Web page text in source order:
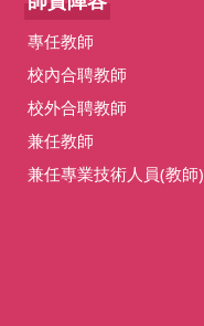
專任教師
校內合聘教師
校外合聘教師
兼任教師
兼任專業技術人員(教師)